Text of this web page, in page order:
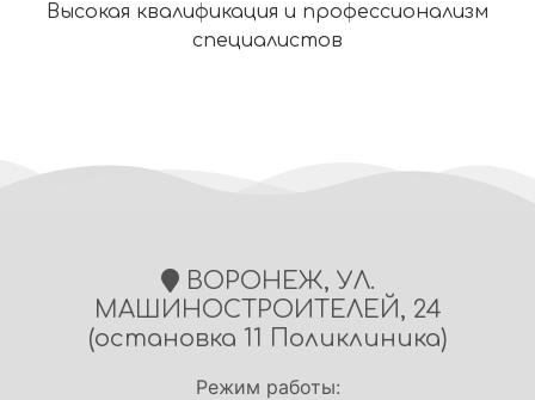
Высокая квалификация и профессионализм
специалистов
ВОРОНЕЖ, УЛ.
МАШИНОСТРОИТЕЛЕЙ, 24
(остановка 11 Поликлиника)
Режим работы: